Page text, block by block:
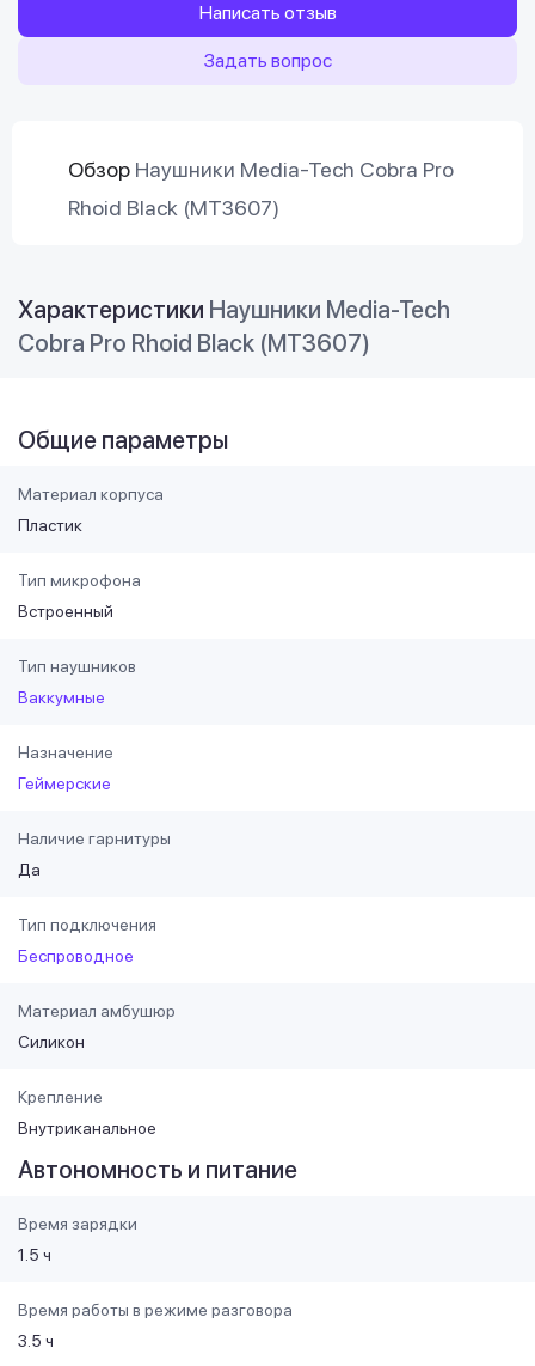
Написать отзыв
Задать вопрос
Обзор Наушники Media-Tech Cobra Pro
Rhoid Black (MT3607)
Характеристики Наушники Media-Tech
Cobra Pro Rhoid Black (MT3607)
Общие параметры
Материал корпуса
Пластик
Тип микрофона
Встроенный
Тип наушников
Ваккумные
Назначение
Геймерские
Наличие гарнитуры
Да
Тип подключения
Беспроводное
Материал амбушюр
Силикон
Крепление
Внутриканальное
Автономность и питание
Время зарядки
1.5 ч
Время работы в режиме разговора
3.5 ч